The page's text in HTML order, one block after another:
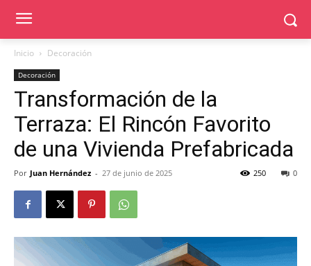
Inicio Decoración
Decoración
Transformación de la
Terraza: El Rincón Favorito
de una Vivienda Prefabricada
Por Juan Hernández - 27 de junio de 2025 0
250